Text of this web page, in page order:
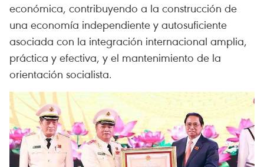
económica, contribuyendo a la construcción de
una economía independiente y autosuficiente
asociada con la integración internacional amplia,
práctica y efectiva, y el mantenimiento de la
orientación socialista.